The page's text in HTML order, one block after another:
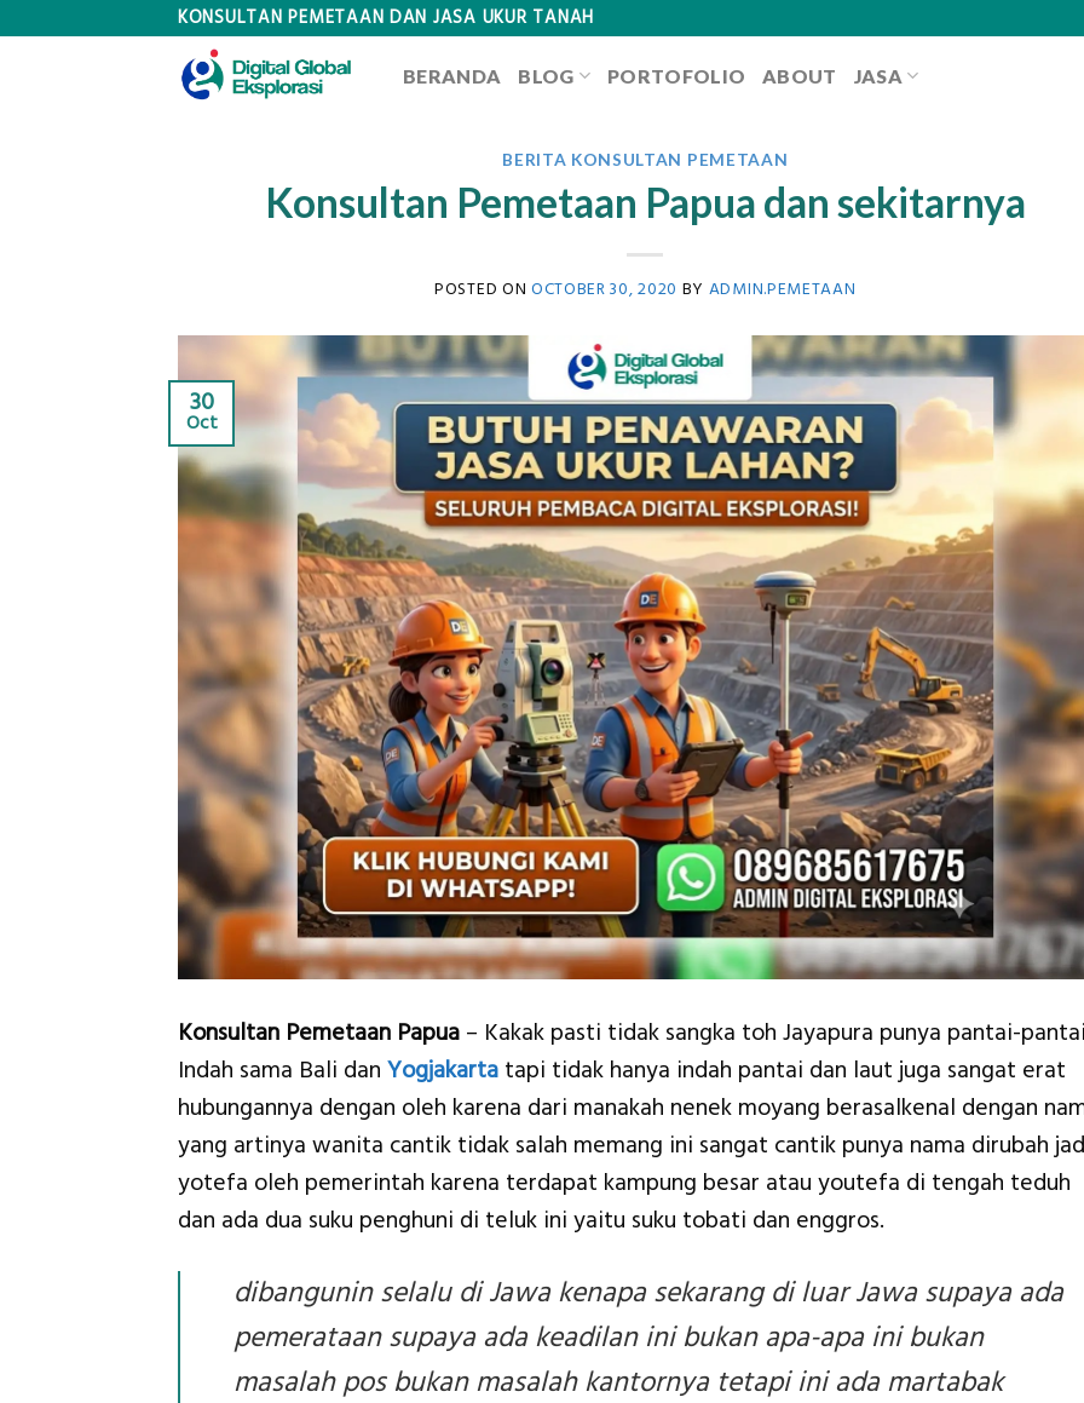
KONSULTAN PEMETAAN DAN JASA UKUR TANAH
BERANDA BLOG PORTOFOLIO ABOUT JASA
BERITA KONSULTAN PEMETAAN
Konsultan Pemetaan Papua dan sekitarnya
POSTED ON OCTOBER 30, 2020 BY ADMIN.PEMETAAN
30
Oct
Konsultan Pemetaan Papua – Kakak pasti tidak sangka toh Jayapura punya pantai-pantai
Indah sama Bali dan Yogjakarta tapi tidak hanya indah pantai dan laut juga sangat erat
hubungannya dengan oleh karena dari manakah nenek moyang berasalkenal dengan
yang artinya wanita cantik tidak salah memang ini sangat cantik punya nama dirubah
yotefa oleh pemerintah karena terdapat kampung besar atau youtefa di tengah teduh
dan ada dua suku penghuni di teluk ini yaitu suku tobati dan enggros.
dibangunin selalu di Jawa kenapa sekarang di luar Jawa supaya ada
pemerataan supaya ada keadilan ini bukan apa-apa ini bukan
masalah pos bukan masalah kantornya tetapi ini ada martabak